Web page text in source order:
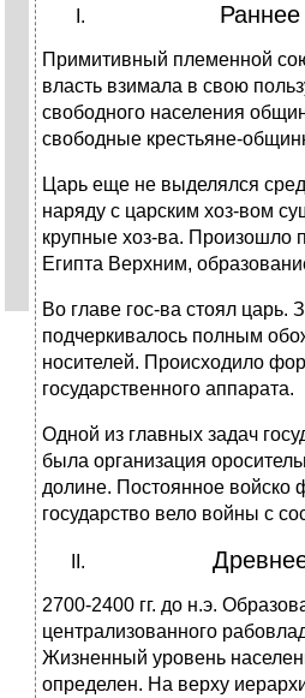
Раннее
Примитивный племенной
власть взимала в свою
свободного населения
свободные крестьяне-
Царь еще не выделялся
наряду с царским хоз-вом
крупные хоз-ва. Произошло
Египта Верхним,
Во главе гос-ва стоял царь.
подчеркивалось полным
носителей. Происходило
государственного аппарата.
Одной из главных задач
была организация
долине. Постоянное войско
государство вело войны с
2700-2400 гг. до н.э.
централизованного
Жизненный уровень
определен. На верху